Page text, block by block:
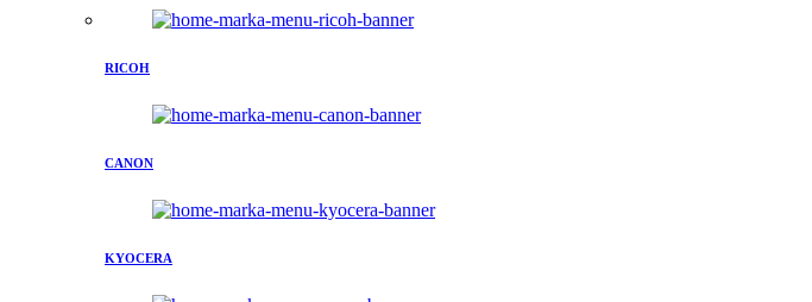
RICOH
CANON
KYOCERA